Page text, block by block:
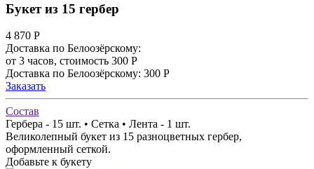
Букет из 15 гербер
4 870 Р
Доставка по Белоозёрскому:
от 3 часов, стоимость 300 Р
Доставка по Белоозёрскому: 300 Р
Заказать
Состав
Гербера - 15 шт. • Сетка • Лента - 1 шт.
Великолепный букет из 15 разноцветных гербер,
оформленный сеткой.
Добавьте к букету